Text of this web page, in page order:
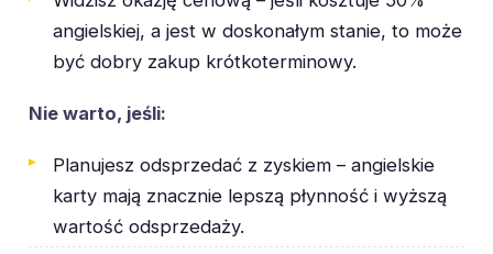
angielskiej, a jest w doskonałym stanie, to może
być dobry zakup krótkoterminowy.
Nie warto, jeśli:
Planujesz odsprzedać z zyskiem – angielskie
karty mają znacznie lepszą płynność i wyższą
wartość odsprzedaży.